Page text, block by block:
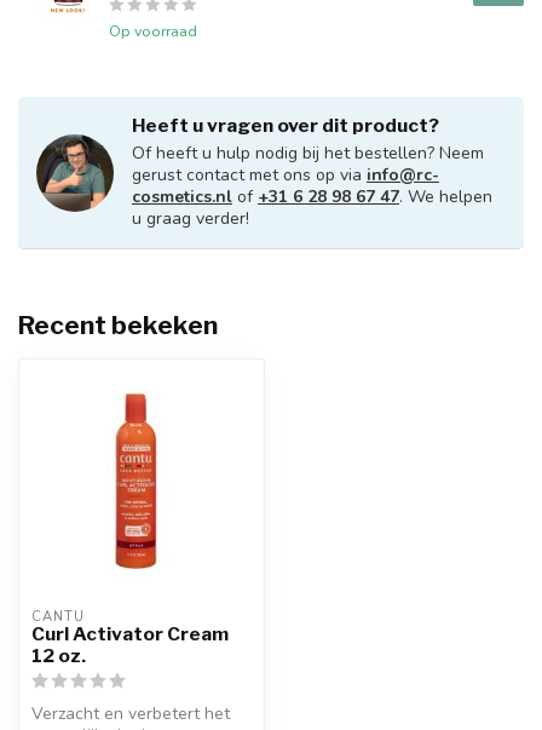
Op voorraad
Heeft u vragen over dit product?
Of heeft u hulp nodig bij het bestellen? Neem
gerust contact met ons op via info@rc-
cosmetics.nl of +31 6 28 98 67 47. We helpen
u graag verder!
Recent bekeken
CANTU
Curl Activator Cream
12 oz.
Verzacht en verbetert het